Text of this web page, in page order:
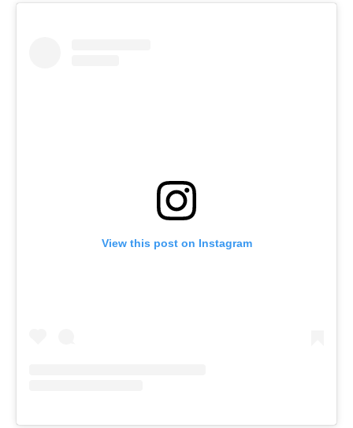
View this post on Instagram